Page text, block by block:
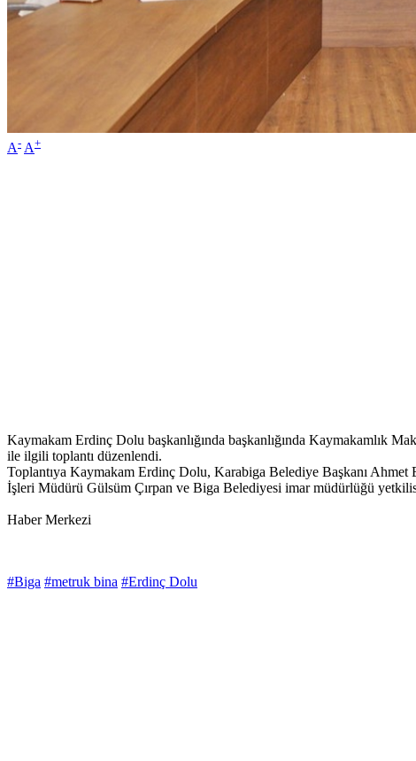
A- A+
Kaymakam Erdinç Dolu başkanlığında başkanlığında Kaymakamlık
ile ilgili toplantı düzenlendi.
Toplantıya Kaymakam Erdinç Dolu, Karabiga Belediye Başkanı
İşleri Müdürü Gülsüm Çırpan ve Biga Belediyesi imar müdürlüğü
Haber Merkezi
#Biga #metruk bina #Erdinç Dolu